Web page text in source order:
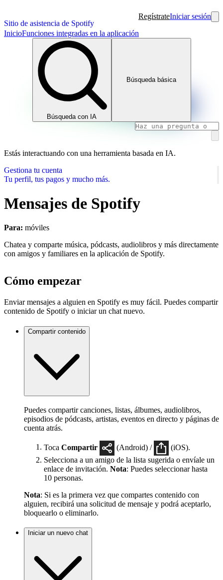
Sitio de asistencia de Spotify
RegístrateIniciar sesión
InicioFunciones integradas en la aplicación
Búsqueda con IA
Búsqueda básica
Estás interactuando con una herramienta basada en IA.
Gestiona tu cuenta
Tu perfil, tus pagos y mucho más.
Mensajes de Spotify
Para: móviles
Chatea y comparte música, pódcasts, audiolibros y más directamente
con amigos y familiares en la aplicación de Spotify.
Cómo empezar
Enviar mensajes a alguien en Spotify es muy fácil. Puedes compartir
contenido de Spotify o iniciar un chat nuevo.
Compartir contenido
Puedes compartir canciones, listas, álbumes, audiolibros,
episodios de pódcasts, artistas, eventos en directo y páginas de
cuenta atrás.
Toca Compartir (Android) /
(iOS).
Selecciona a un amigo de la lista sugerida o envíale un
enlace de invitación. Nota: Puedes seleccionar hasta
10 personas.
Nota: Si es la primera vez que compartes contenido con
alguien, recibirá una solicitud de mensaje y podrá aceptarlo,
bloquearlo o eliminarlo.
Iniciar un nuevo chat